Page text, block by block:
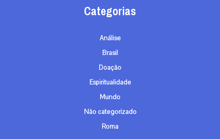
Categorias
Análise
Brasil
Doação
Espiritualidade
Mundo
Não categorizado
Roma